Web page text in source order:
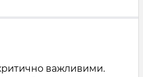
важливими.